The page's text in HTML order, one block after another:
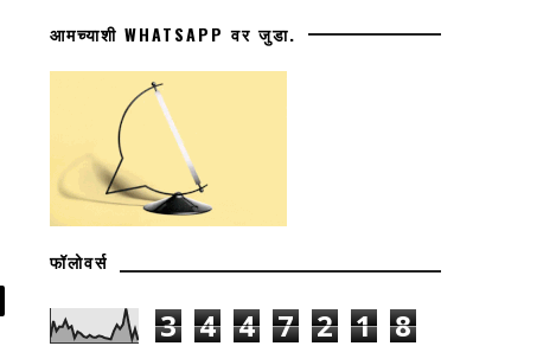
आमच्याशी WHATSAPP वर जुडा.
फॉलोवर्स
3 4 4 7 2 1 8